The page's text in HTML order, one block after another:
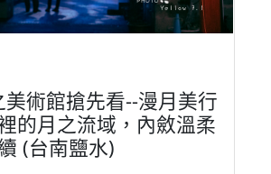
美術館搶先看--漫月美行
的月之流域，內斂溫柔
(台南鹽水)